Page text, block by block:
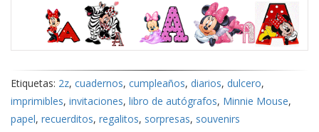
Etiquetas: 2z, cuadernos, cumpleaños, diarios, dulcero,
imprimibles, invitaciones, libro de autógrafos, Minnie Mouse,
papel, recuerditos, regalitos, sorpresas, souvenirs